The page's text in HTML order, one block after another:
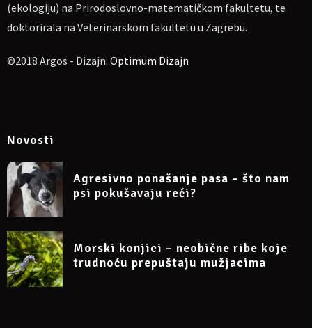
(ekologiju) na Prirodoslovno-matematičkom fakultetu, te
doktorirala na Veterinarskom fakultetu u Zagrebu.
©2018 Argos - Dizajn: Optimum Dizajn
Novosti
Agresivno ponašanje pasa – što nam
psi pokušavaju reći?
Morski konjici – neobične ribe koje
trudnoću prepuštaju mužjacima